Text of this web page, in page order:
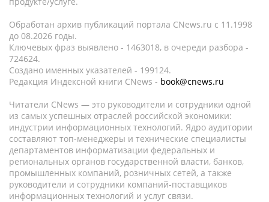
Обработан архив публикаций портала CNews.ru c 11.1998
до 08.2026 годы.
Ключевых фраз выявлено - 1463018, в очереди разбора -
724624.
Создано именных указателей - 199124.
Редакция Индексной книги CNews - book@cnews.ru
Читатели CNews — это руководители и сотрудники одной
из самых успешных отраслей российской экономики:
индустрии информационных технологий. Ядро аудитории
составляют топ-менеджеры и технические специалисты
департаментов информатизации федеральных и
региональных органов государственной власти, банков,
промышленных компаний, розничных сетей, а также
руководители и сотрудники компаний-поставщиков
информационных технологий и услуг связи.